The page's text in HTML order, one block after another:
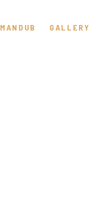
MANDUB GALLERY